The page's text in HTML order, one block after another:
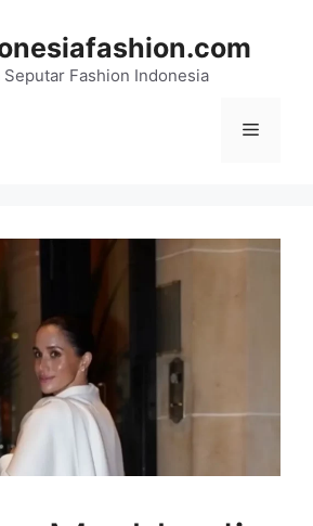
Seputar Fashion Indonesia
Menu